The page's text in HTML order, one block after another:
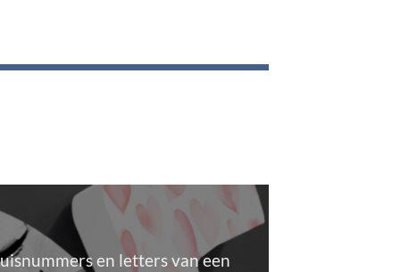
en letters van een